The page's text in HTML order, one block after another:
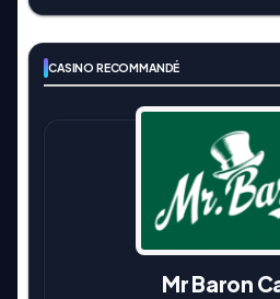
CASINO RECOMMANDÉ
Mr Baron